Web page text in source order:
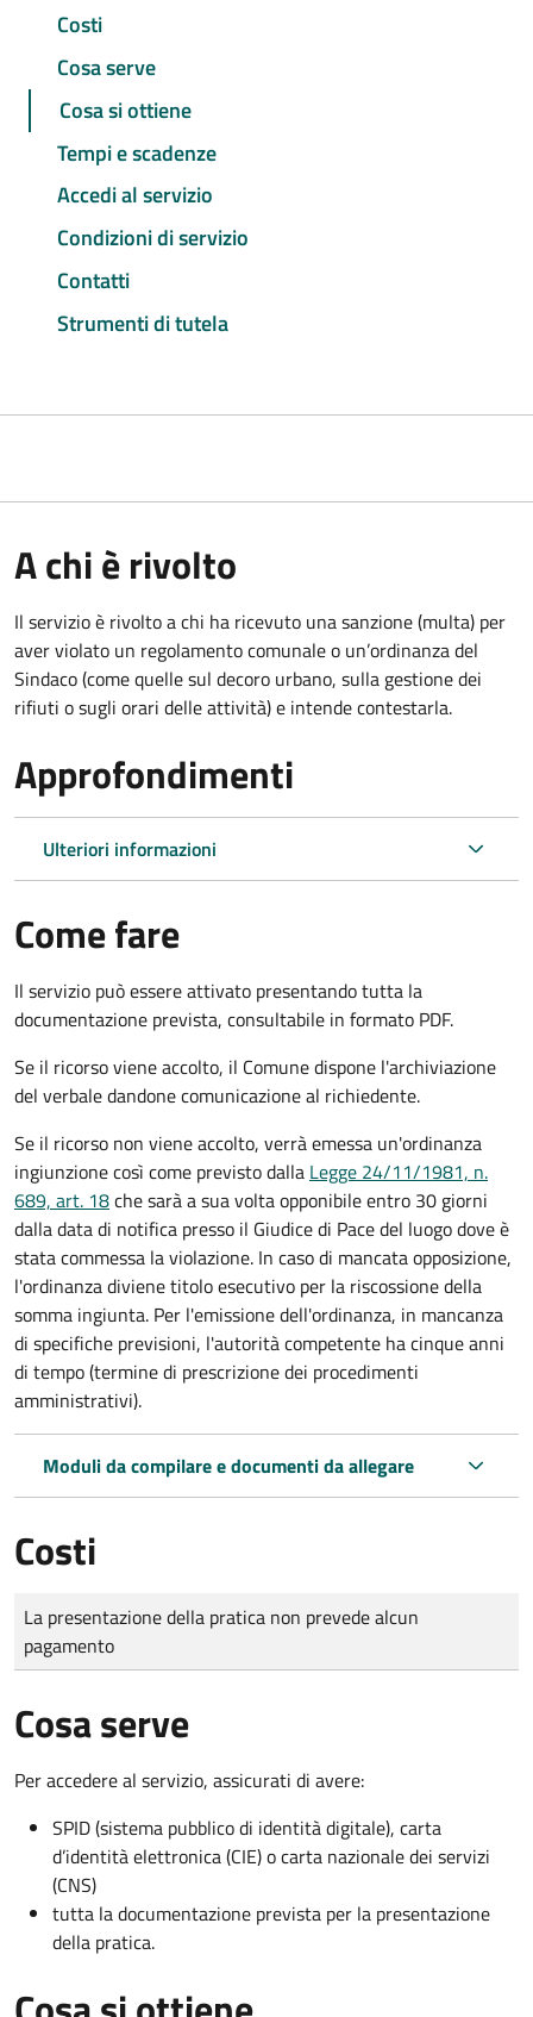
Costi
Cosa serve
Cosa si ottiene
Tempi e scadenze
Accedi al servizio
Condizioni di servizio
Contatti
Strumenti di tutela
A chi è rivolto
Il servizio è rivolto a chi ha ricevuto una sanzione (multa) per
aver violato un regolamento comunale o un’ordinanza del
Sindaco (come quelle sul decoro urbano, sulla gestione dei
rifiuti o sugli orari delle attività) e intende contestarla.
Approfondimenti
Ulteriori informazioni
Come fare
Il servizio può essere attivato presentando tutta la
documentazione prevista, consultabile in formato PDF.
Se il ricorso viene accolto, il Comune dispone l'archiviazione
del verbale dandone comunicazione al richiedente.
Se il ricorso non viene accolto, verrà emessa un'ordinanza
ingiunzione così come previsto dalla Legge 24/11/1981, n.
689, art. 18che sarà a sua volta opponibile entro 30 giorni
dalla data di notifica presso il Giudice di Pace del luogo dove è
stata commessa la violazione. In caso di mancata opposizione,
l'ordinanza diviene titolo esecutivo per la riscossione della
somma ingiunta. Per l'emissione dell'ordinanza, in mancanza
di specifiche previsioni, l'autorità competente ha cinque anni
di tempo (termine di prescrizione dei procedimenti
amministrativi).
Moduli da compilare e documenti da allegare
Costi
Tipo di pagamento
Importo
La presentazione della pratica non prevede alcun
pagamento
Cosa serve
Per accedere al servizio, assicurati di avere:
SPID (sistema pubblico di identità digitale), carta
d’identità elettronica (CIE) o carta nazionale dei servizi
(CNS)
tutta la documentazione prevista per la presentazione
della pratica.